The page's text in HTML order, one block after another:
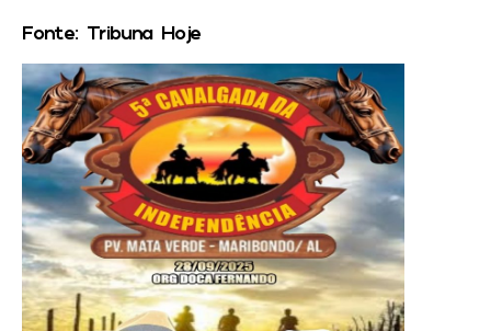
Fonte: Tribuna Hoje